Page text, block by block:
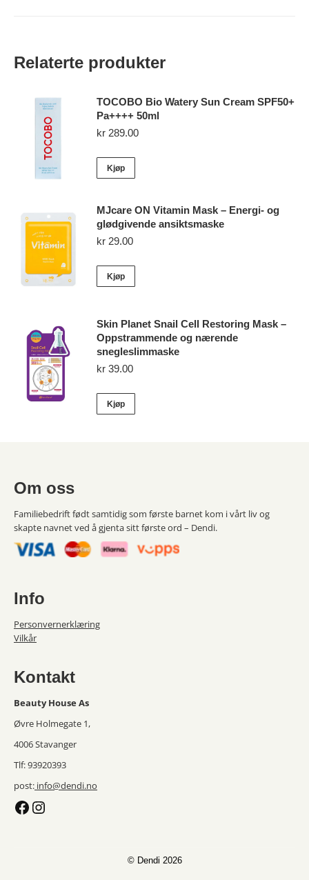
Relaterte produkter
TOCOBO Bio Watery Sun Cream SPF50+
Pa++++ 50ml
kr 289.00
Kjøp
MJcare ON Vitamin Mask – Energi- og
glødgivende ansiktsmaske
kr 29.00
Kjøp
Skin Planet Snail Cell Restoring Mask –
Oppstrammende og nærende
snegleslimmaske
kr 39.00
Kjøp
Om oss
Familiebedrift født samtidig som første barnet kom i vårt liv og
skapte navnet ved å gjenta sitt første ord – Dendi.
Info
Personvernerklæring
Vilkår
Kontakt
Beauty House As
Øvre Holmegate 1,
4006 Stavanger
Tlf: 93920393
post: info@dendi.no
Facebook
Instagram
© Dendi 2026